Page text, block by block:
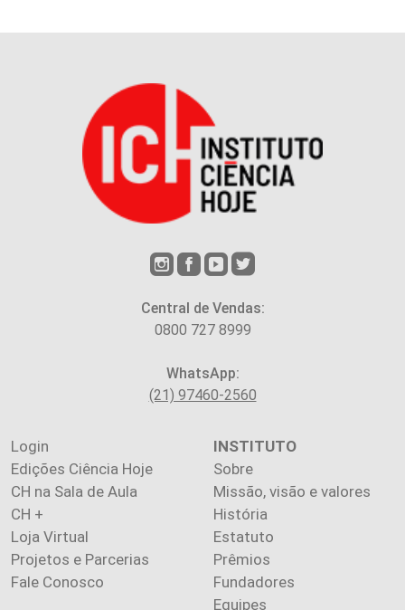
Central de Vendas:
0800 727 8999
WhatsApp:
(21) 97460-2560
Login
Edições Ciência Hoje
CH na Sala de Aula
CH +
Loja Virtual
Projetos e Parcerias
Fale Conosco
INSTITUTO
Sobre
Missão, visão e valores
História
Estatuto
Prêmios
Fundadores
Equipes